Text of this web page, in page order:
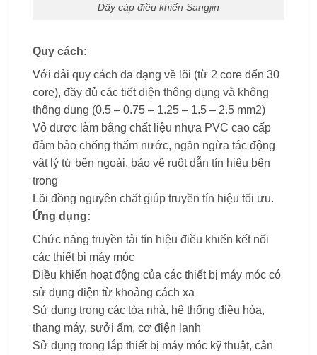
Dây cáp điều khiển Sangjin
Quy cách:
Với dải quy cách đa dạng về lõi (từ 2 core đến 30
core), đầy đủ các tiết diện thông dụng và không
thông dụng (0.5 – 0.75 – 1.25 – 1.5 – 2.5 mm2)
Vỏ được làm bằng chất liệu nhựa PVC cao cấp
đảm bảo chống thấm nước, ngăn ngừa tác động
vật lý từ bên ngoài, bảo vệ ruột dẫn tín hiệu bên
trong
Lõi đồng nguyên chất giúp truyền tín hiệu tối ưu.
Ứng dụng:
Chức năng truyền tải tín hiệu điều khiển kết nối
các thiết bị máy móc
Điều khiển hoạt động của các thiết bị máy móc có
sử dụng điện từ khoảng cách xa
Sử dụng trong các tòa nhà, hệ thống điều hòa,
thang máy, sưởi ấm, cơ điện lạnh
Sử dụng trong lắp thiết bị máy móc kỹ thuật, cân